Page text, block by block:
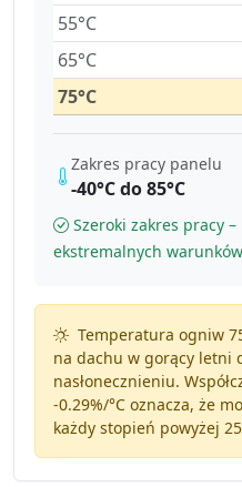
55°C
65°C
75°C
Zakres pracy panelu
-40°C do 85°C
Szeroki zakres pracy
ekstremalnych
Temperatura ogniw
na dachu w gorący letni
nasłonecznieniu.
-0.29%/°Coznacza, że
każdy stopień powyżej